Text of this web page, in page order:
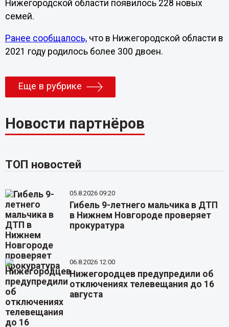
Нижегородской области появилось 228 новых
семей.
Ранее сообщалось,что в Нижегородской области в
2021 году родилось более 300 двоен.
Еще в рубрике
Новости партнёров
ТОП новостей
05.8.2026 09:20
Гибель 9-летнего мальчика в ДТП
в Нижнем Новгороде проверяет
прокуратура
06.8.2026 12:00
Нижегородцев предупредили об
отключениях телевещания до 16
августа